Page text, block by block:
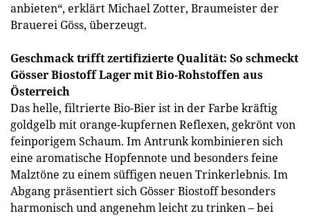
anbieten“, erklärt Michael Zotter, Braumeister der
Brauerei Göss, überzeugt.
Geschmack trifft zertifizierte Qualität: So schmeckt
Gösser Biostoff Lager mit Bio-Rohstoffen aus
Österreich
Das helle, filtrierte Bio-Bier ist in der Farbe kräftig
goldgelb mit orange-kupfernen Reflexen, gekrönt von
feinporigem Schaum. Im Antrunk kombinieren sich
eine aromatische Hopfennote und besonders feine
Malztöne zu einem süffigen neuen Trinkerlebnis. Im
Abgang präsentiert sich Gösser Biostoff besonders
harmonisch und angenehm leicht zu trinken – bei